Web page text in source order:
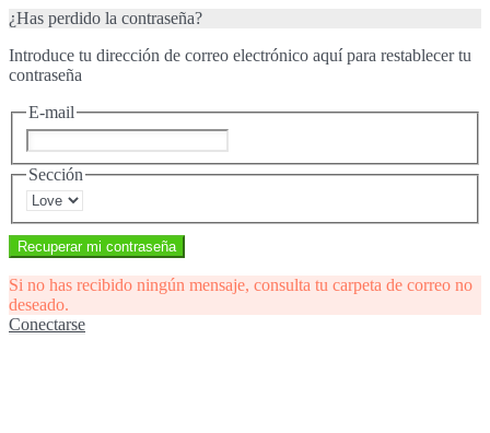
¿Has perdido la contraseña?
Introduce tu dirección de correo electrónico aquí para restablecer tu
contraseña
E-mail
Sección
Recuperar mi contraseña
Si no has recibido ningún mensaje, consulta tu carpeta de correo no
deseado.
Conectarse